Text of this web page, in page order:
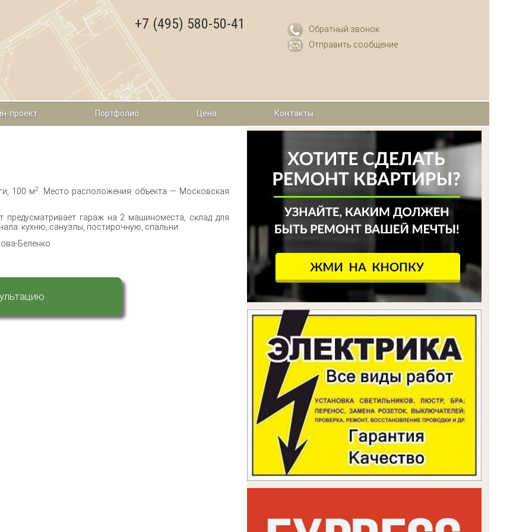
+7 (495) 580-50-41
Обратный звонок
Отправить сообщение
проект Портфолио Цена Контакты
100 м2
. Место расположения объекта — Московская
предусматривает гараж на 2 машиноместа, склад для
кухню, санузлы, постирочную, спальни.
Беленко